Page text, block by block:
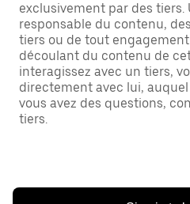
exclusivement par des tiers.
responsable du contenu,
tiers ou de tout
découlant du contenu de
interagissez avec un tiers,
directement avec lui,
vous avez des questions,
tiers.